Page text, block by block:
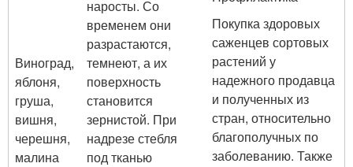
Виноград,
яблоня,
груша,
вишня,
черешня,
малина
наросты. Со
временем они
разрастаются,
темнеют, а их
поверхность
становится
зернистой. При
надрезе стебля
под тканью
Покупка здоровых
саженцев сортовых
растений у
надежного продавца
и полученных из
стран, относительно
благополучных по
заболеванию. Также